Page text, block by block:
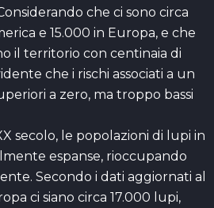
che ci sono circa
e 15.000 in Europa, e che
il territorio con centinaia di
che i rischi associati a un
a zero, ma troppo bassi
secolo, le popolazioni di lupi in
espanse, rioccupando
Secondo i dati aggiornati al
ci siano circa 17.000 lupi,